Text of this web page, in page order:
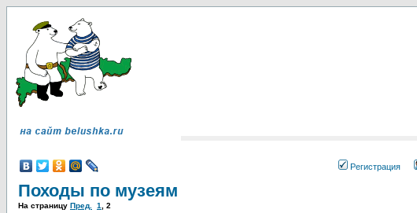
Регистрация
Походы по музеям
На страницу Пред. 1 2